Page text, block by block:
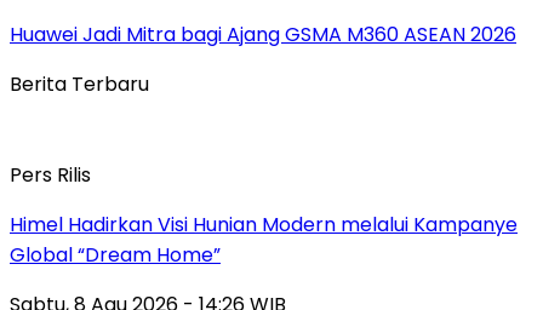
Huawei Jadi Mitra bagi Ajang GSMA M360 ASEAN 2026
Berita Terbaru
Pers Rilis
Himel Hadirkan Visi Hunian Modern melalui Kampanye
Global “Dream Home”
Sabtu, 8 Agu 2026 - 14:26 WIB